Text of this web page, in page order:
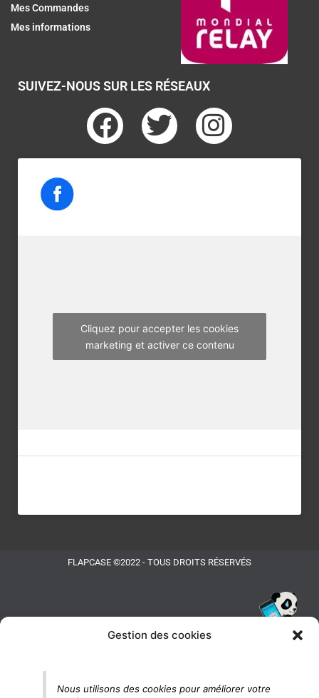
Gestion des cookies
Nous utilisons des cookies pour améliorer votre
Mes Commandes
Mes informations
SUIVEZ-NOUS SUR LES RÉSEAUX
F
a
T
w
I
n
m
Cliquez pour accepter les cookies
marketing et activer ce contenu
FLAPCASE ©2022 - TOUS DROITS RÉSERVÉS